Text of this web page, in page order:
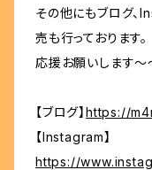
その他にもブログ、
売も行っております。
応援お願いします～
【ブログ】 https://
【Instagram】
https://